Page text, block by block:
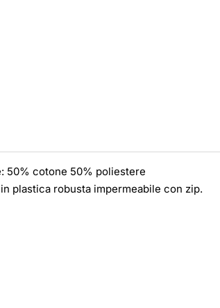
50% cotone 50% poliestere
plastica robusta impermeabile con zip.